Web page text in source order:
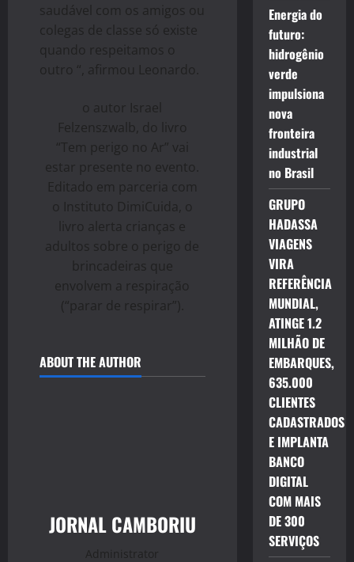
saudável com os amigos ou
colegas de classe só existe
quando respeitamos o
outro “, afirmou Leonardo.
o autor Israel
Felzenszwalb, do livro
“Tem perigo no Ar” vai
estar presente no evento.
Editado em parceria com
o Instituto DimiCuida, o
livro alerta crianças e
adultos sobre o perigo de
brincadeiras que
envolvem a respiração
(“parar de respirar”).
ABOUT THE AUTHOR
JORNAL CAMBORIU
Administrator
Energia do
futuro:
hidrogênio
verde
impulsiona
nova
fronteira
industrial
no Brasil
GRUPO
HADASSA
VIAGENS
VIRA
REFERÊNCIA
MUNDIAL,
ATINGE 1.2
MILHÃO DE
EMBARQUES,
635.000
CLIENTES
CADASTRADOS
E IMPLANTA
BANCO
DIGITAL
COM MAIS
DE 300
SERVIÇOS